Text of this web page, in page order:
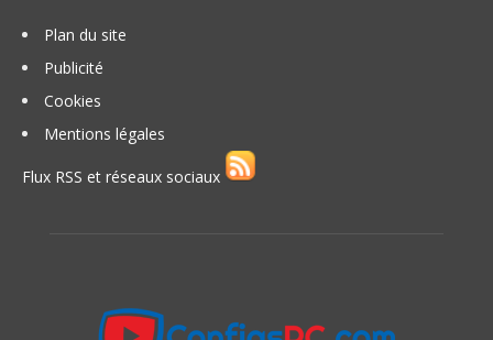
Plan du site
Publicité
Cookies
Mentions légales
Flux RSS et réseaux sociaux